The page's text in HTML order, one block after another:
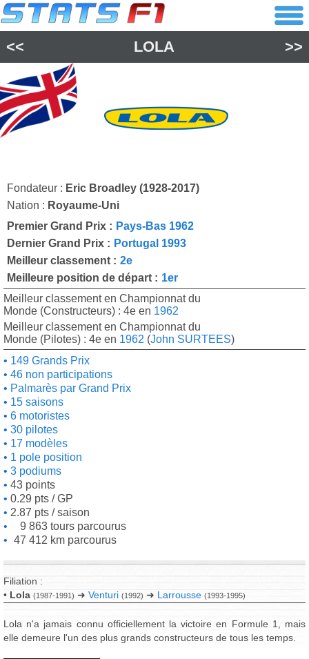
<< LOLA >>
Fondateur : Eric Broadley (1928-2017)
Nation : Royaume-Uni
Premier Grand Prix : Pays-Bas 1962
Dernier Grand Prix : Portugal 1993
Meilleur classement : 2e
Meilleure position de départ : 1er
Meilleur classement en Championnat du
Monde (Constructeurs) : 4e en 1962
Meilleur classement en Championnat du
Monde (Pilotes) : 4e en 1962 (John SURTEES)
149 Grands Prix
46 non participations
Palmarès par Grand Prix
15 saisons
6 motoristes
30 pilotes
17 modèles
1 pole position
3 podiums
43 points
0.29 pts / GP
2.87 pts / saison
9 863 tours parcourus
47 412 km parcourus
Filiation :
• Lola (1987-1991) ➜ Venturi (1992) ➜ Larrousse (1993-1995)
Lola n'a jamais connu officiellement la victoire en Formule 1, mais
elle demeure l'un des plus grands constructeurs de tous les temps.